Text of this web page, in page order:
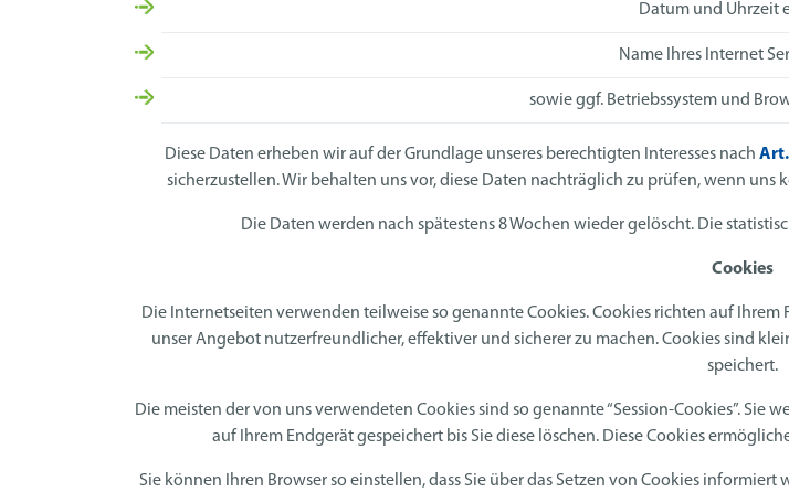
Datum und Uhrzeit
Name Ihres Internet
sowie ggf. Betriebssystem und
Diese Daten erheben wir auf der Grundlage unseres berechtigten Interesses nach Art.
sicherzustellen. Wir behalten uns vor, diese Daten nachträglich zu prüfen, wenn
Die Daten werden nach spätestens 8 Wochen wieder gelöscht. Die
Cookies
Die Internetseiten verwenden teilweise so genannte Cookies. Cookies richten auf
unser Angebot nutzerfreundlicher, effektiver und sicherer zu machen. Cookies sind
speichert.
Die meisten der von uns verwendeten Cookies sind so genannte “Session-Cookies”. Sie
auf Ihrem Endgerät gespeichert bis Sie diese löschen. Diese Cookies
Sie können Ihren Browser so einstellen, dass Sie über das Setzen von Cookies